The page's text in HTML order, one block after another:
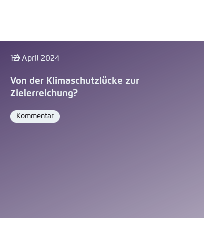
12. April 2024
Von der Klimaschutzlücke zur
Zielerreichung?
Format
Kommentar